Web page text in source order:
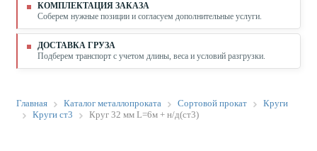
КОМПЛЕКТАЦИЯ ЗАКАЗА
Соберем нужные позиции и согласуем дополнительные услуги.
ДОСТАВКА ГРУЗА
Подберем транспорт с учетом длины, веса и условий разгрузки.
Главная Каталог металлопроката Сортовой прокат
Круги
Круги ст3
Круг 32 мм L=6м + н/д(ст3)